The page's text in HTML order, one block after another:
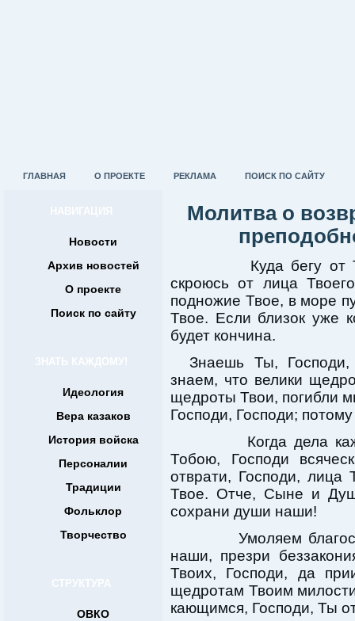
ГЛАВНАЯ О ПРОЕКТЕ РЕКЛАМА ПОИСК ПО САЙТУ
НАВИГАЦИЯ
Новости
Архив новостей
О проекте
Поиск по сайту
ЗНАТЬ КАЖДОМУ!
Идеология
Вера казаков
История войска
Персоналии
Традиции
Фольклор
Творчество
СТРУКТУРА
ОВКО
Молитва о
Куда бегу от
скроюсь от лица
подножие Твое, в море
Твое. Если близок уже
будет кончина.
Знаешь Ты,
знаем, что велики
щедроты Твои, погибли
Господи, Господи;
Когда дела
Тобою, Господи
отврати, Господи, лица
Твое. Отче, Сыне и
сохрани души наши!
Умоляем благость
наши, презри
Твоих, Господи, да
щедротам Твоим
кающимся, Господи, Ты